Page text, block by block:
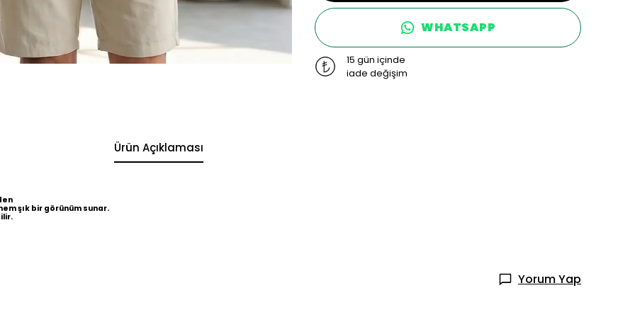
WHATSAPP
15 gün içinde
iade değişim
Ürün Açıklaması
şık bir görünüm sunar.
Yorum Yap